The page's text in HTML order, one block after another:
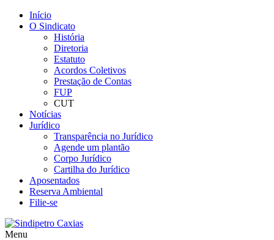
Início
O Sindicato
História
Diretoria
Estatuto
Acordos Coletivos
Prestação de Contas
FUP
CUT
Notícias
Jurídico
Transparência no Jurídico
Agende um plantão
Corpo Jurídico
Cartilha do Jurídico
Aposentados
Reserva Ambiental
Filie-se
Menu